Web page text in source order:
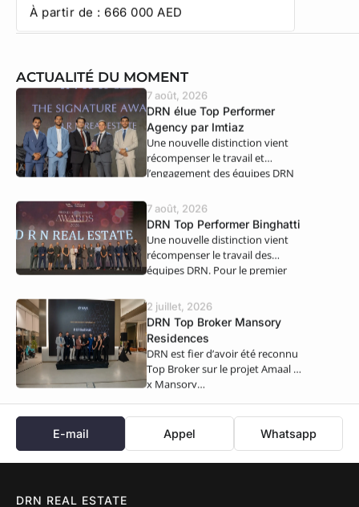
À partir de : 666 000 AED
ACTUALITÉ DU MOMENT
7 août, 2026
DRN élue Top Performer
Agency par Imtiaz
Une nouvelle distinction vient
récompenser le travail et
l’engagement des équipes DRN
7 août, 2026
DRN Top Performer Binghatti
Une nouvelle distinction vient
récompenser le travail des
équipes DRN. Pour le premier
2 juillet, 2026
DRN Top Broker Mansory
Residences
DRN est fier d’avoir été reconnu
Top Broker sur le projet Amaal 8
x Mansory…
E-mail Appel Whatsapp
DRN REAL ESTATE